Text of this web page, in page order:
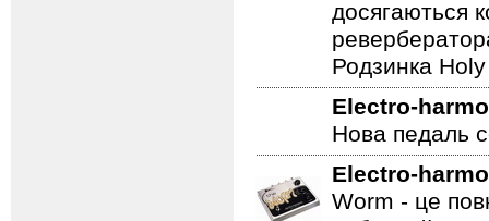
Electro-
Перша
досягаються
Родзинка
Electro-
Нова педаль